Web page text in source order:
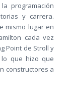
programación
y carrera.
mismo lugar en
cada vez
Point de Stroll y
que hizo que
constructores a